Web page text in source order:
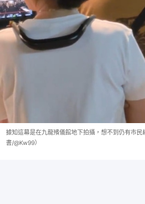
據知這幕是在九龍殯儀館地下拍攝，想不到仍有市
書/@Kw99）